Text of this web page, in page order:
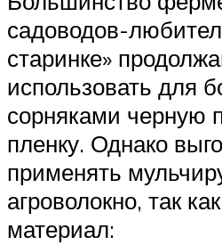
садоводов-
старинке»
использовать для
сорняками черную
пленку. Однако
применять
агроволокно, так
материал: